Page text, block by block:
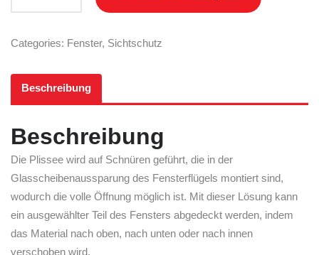
Categories: Fenster, Sichtschutz
Beschreibung
Beschreibung
Die Plissee wird auf Schnüren geführt, die in der
Glasscheibenaussparung des Fensterflügels montiert sind,
wodurch die volle Öffnung möglich ist. Mit dieser Lösung kann
ein ausgewählter Teil des Fensters abgedeckt werden, indem
das Material nach oben, nach unten oder nach innen
verschoben wird.